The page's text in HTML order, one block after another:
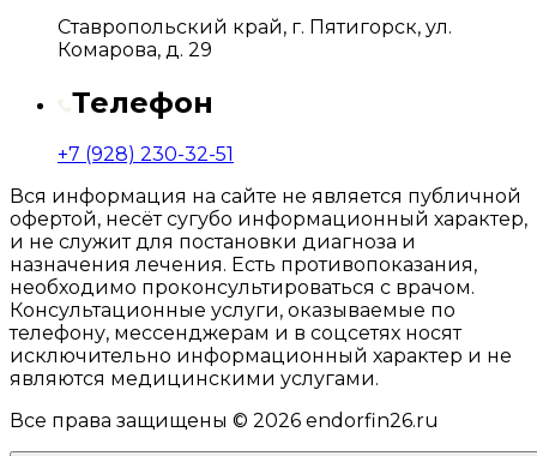
Ставропольский край, г. Пятигорск, ул.
Комарова, д. 29
Телефон
+7 (928) 230-32-51
Вся информация на сайте не является публичной
офертой, несёт сугубо информационный характер,
и не служит для постановки диагноза и
назначения лечения. Есть противопоказания,
необходимо проконсультироваться с врачом.
Консультационные услуги, оказываемые по
телефону, мессенджерам и в соцсетях носят
исключительно информационный характер и не
являются медицинскими услугами.
Все права защищены © 2026 endorfin26.ru